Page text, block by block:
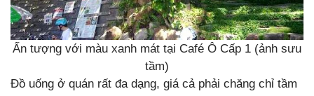
Ấn tượng với màu xanh mát tại Café Ô Cấp 1 (ảnh sưu
tầm)
Đồ uống ở quán rất đa dạng, giá cả phải chăng chỉ tầm